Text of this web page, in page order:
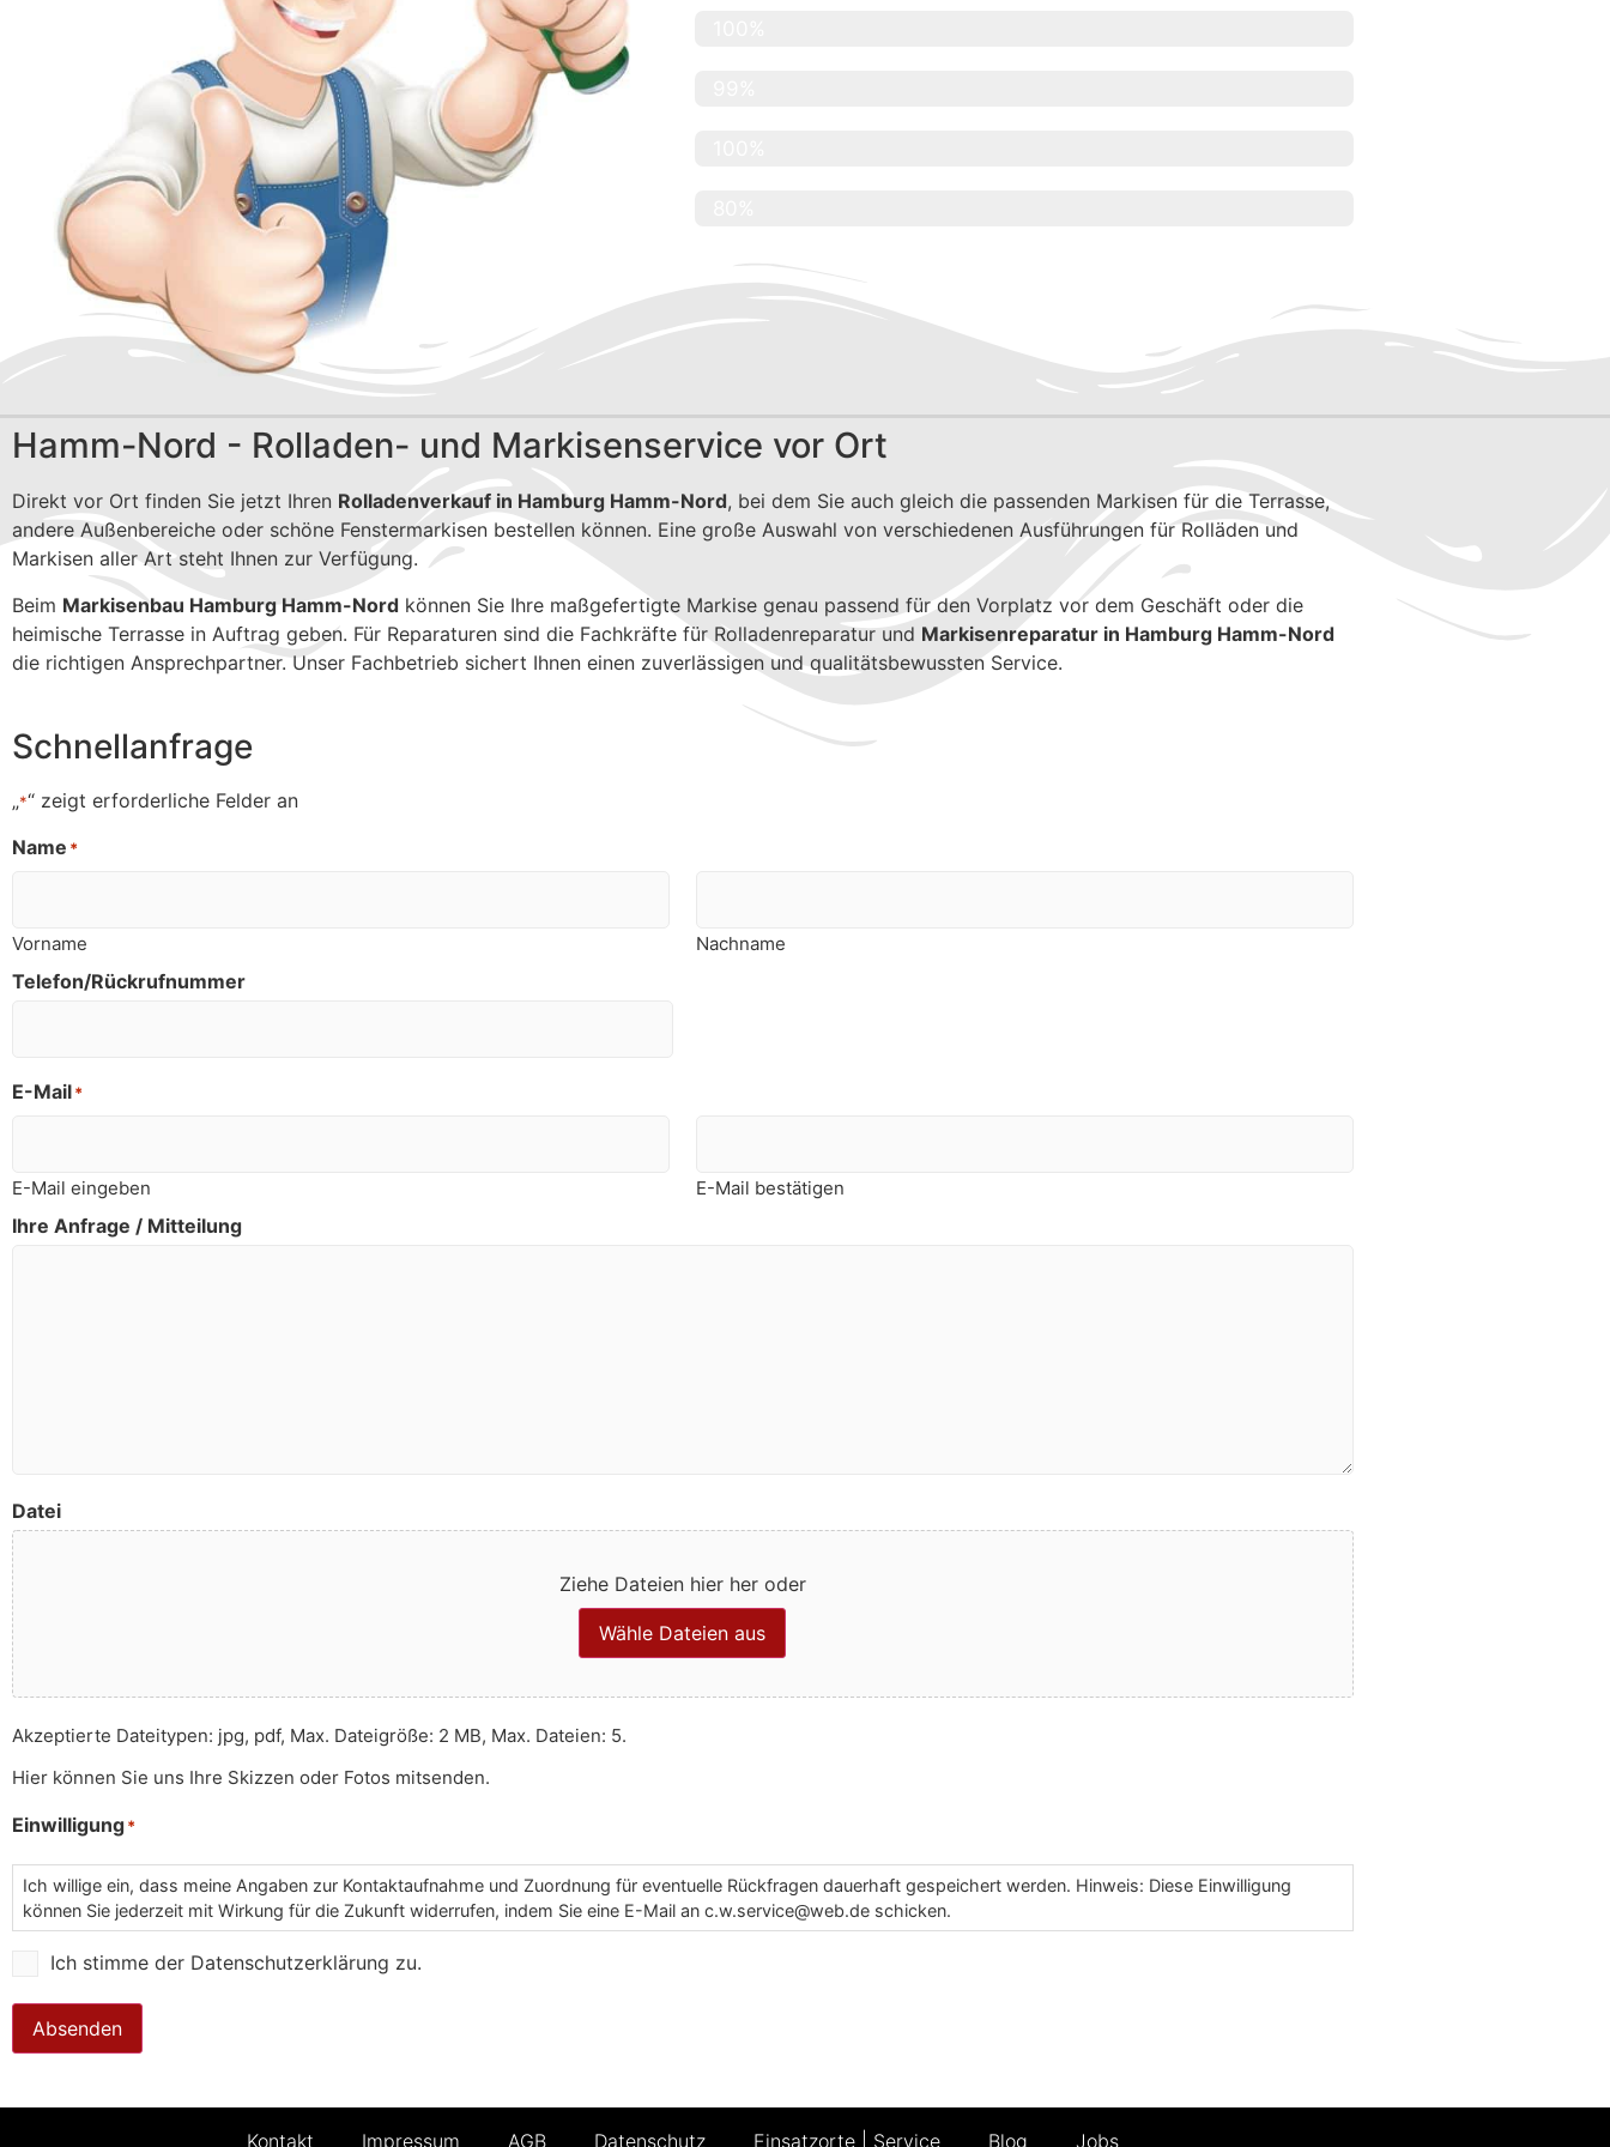
Hamm-Nord - Rolladen- und Markisenservice vor Ort
Direkt vor Ort finden Sie jetzt Ihren Rolladenverkauf in Hamburg Hamm-Nord, bei dem Sie auch gleich die passenden Markisen für die Terrasse,
andere Außenbereiche oder schöne Fenstermarkisen bestellen können. Eine große Auswahl von verschiedenen Ausführungen für Rolläden und
Markisen aller Art steht Ihnen zur Verfügung.
Beim Markisenbau Hamburg Hamm-Nord können Sie Ihre maßgefertigte Markise genau passend für den Vorplatz vor dem Geschäft oder die
heimische Terrasse in Auftrag geben. Für Reparaturen sind die Fachkräfte für Rolladenreparatur und Markisenreparatur in Hamburg Hamm-Nord
die richtigen Ansprechpartner. Unser Fachbetrieb sichert Ihnen einen zuverlässigen und qualitätsbewussten Service.
Schnellanfrage
„*“ zeigt erforderliche Felder an
Name *
Vorname Nachname
Telefon/Rückrufnummer
E-Mail*
E-Mail eingeben E-Mail bestätigen
Ihre Anfrage / Mitteilung
Datei
Ziehe Dateien hier her oder
Wähle Dateien aus
Akzeptierte Dateitypen: jpg, pdf, Max. Dateigröße: 2 MB, Max. Dateien: 5.
Hier können Sie uns Ihre Skizzen oder Fotos mitsenden.
Einwilligung*
Ich willige ein, dass meine Angaben zur Kontaktaufnahme und Zuordnung für eventuelle Rückfragen dauerhaft gespeichert werden. Hinweis: Diese Einwilligung
können Sie jederzeit mit Wirkung für die Zukunft widerrufen, indem Sie eine E-Mail an c.w.service@web.de schicken.
Ich stimme der Datenschutzerklärung zu.
Absenden
Kontakt Impressum AGB Datenschutz Einsatzorte | Service Blog Jobs